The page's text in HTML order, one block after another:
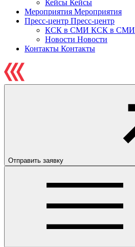
Кейсы Кейсы
Мероприятия Мероприятия
Пресс-центр Пресс-центр
КСК в СМИ КСК в СМИ
Новости Новости
Контакты Контакты
Отправить заявку